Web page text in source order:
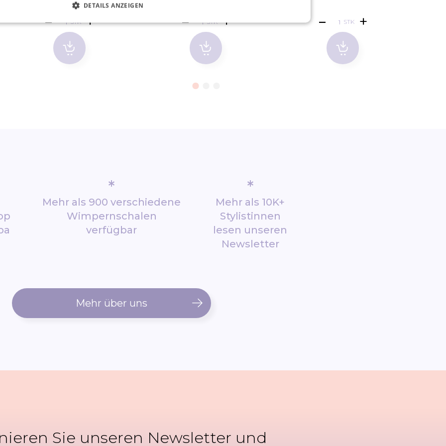
STK STK STK
*
Mehr als 900 verschiedene
Wimpernschalen
verfügbar
*
Mehr als 10K+
Stylistinnen
lesen unseren
Newsletter
Mehr über uns
Sie unseren Newsletter und
DETAILS ANZEIGEN